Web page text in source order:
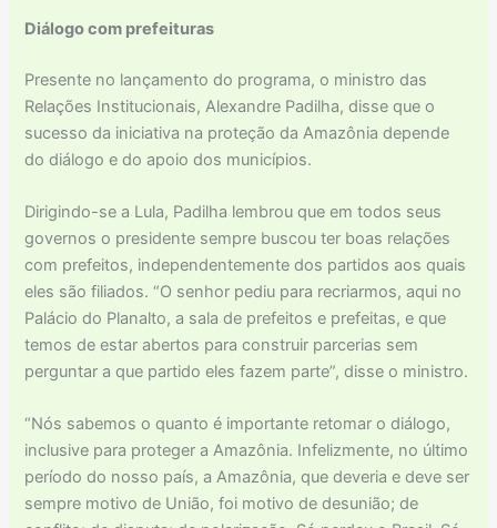
Diálogo com prefeituras
Presente no lançamento do programa, o ministro das
Relações Institucionais, Alexandre Padilha, disse que o
sucesso da iniciativa na proteção da Amazônia depende
do diálogo e do apoio dos municípios.
Dirigindo-se a Lula, Padilha lembrou que em todos seus
governos o presidente sempre buscou ter boas relações
com prefeitos, independentemente dos partidos aos quais
eles são filiados. “O senhor pediu para recriarmos, aqui no
Palácio do Planalto, a sala de prefeitos e prefeitas, e que
temos de estar abertos para construir parcerias sem
perguntar a que partido eles fazem parte”, disse o ministro.
“Nós sabemos o quanto é importante retomar o diálogo,
inclusive para proteger a Amazônia. Infelizmente, no último
período do nosso país, a Amazônia, que deveria e deve ser
sempre motivo de União, foi motivo de desunião; de